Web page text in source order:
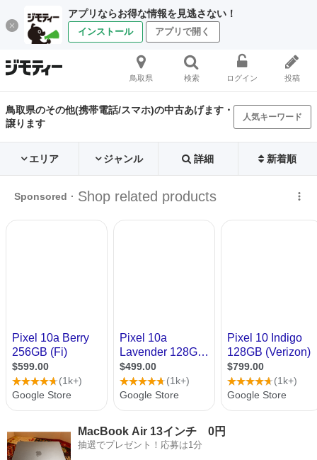
アプリならお得な情報を見逃さない！
インストール アプリで開く
鳥取県 検索 ログイン 投稿
鳥取県のその他(携帯電話/スマホ)の中古あげます・
譲ります
人気キーワード
エリア ジャンル 詳細 新着順
MacBook Air 13インチ 0円
抽選でプレゼント！応募は1分